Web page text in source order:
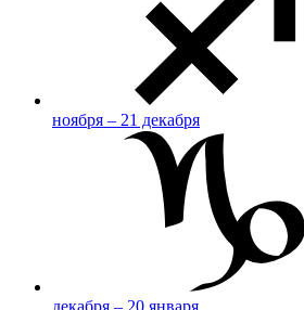
ноября – 21 декабря
декабря – 20 января